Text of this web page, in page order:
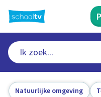
naar
hoofdinhoud
Natuurlijke omgeving